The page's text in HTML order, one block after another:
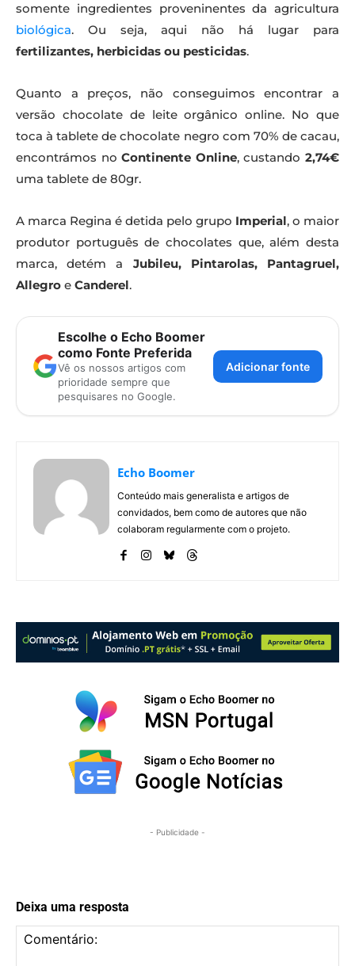
somente ingredientes proveninentes da agricultura
biológica. Ou seja, aqui não há lugar para
fertilizantes, herbicidas ou pesticidas.
Quanto a preços, não conseguimos encontrar a
versão chocolate de leite orgânico online. No que
toca à tablete de chocolate negro com 70% de cacau,
encontrámos noContinente Online, custando2,74€
uma tablete de 80gr.
A marca Regina é detida pelo grupo Imperial, o maior
produtor português de chocolates que, além desta
marca, detém a Jubileu, Pintarolas, Pantagruel,
Allegro e Canderel.
Escolhe o Echo Boomer
como Fonte Preferida
Vê os nossos artigos com
prioridade sempre que
pesquisares no Google.
Adicionar fonte
Echo Boomer
Conteúdo mais generalista e artigos de
convidados, bem como de autores que não
colaboram regularmente com o projeto.
- Publicidade -
Deixa uma resposta